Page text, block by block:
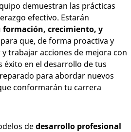
demuestran las prácticas
efectivo. Estarán
crecimiento, y
para que, de forma proactiva y
trabajar acciones de mejora con
éxito en el desarrollo de tus
para abordar nuevos
conformarán tu carrera
dedesarrollo profesional